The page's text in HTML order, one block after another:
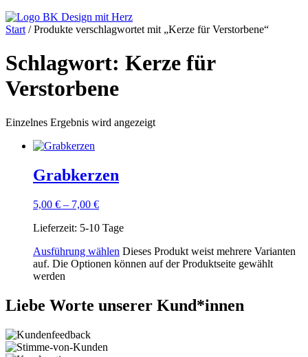
Start / Produkte verschlagwortet mit „Kerze für Verstorbene“
Schlagwort: Kerze für
Verstorbene
Einzelnes Ergebnis wird angezeigt
Grabkerzen
5,00 € – 7,00 €
Lieferzeit: 5-10 Tage
Ausführung wählen Dieses Produkt weist mehrere Varianten
auf. Die Optionen können auf der Produktseite gewählt
werden
Liebe Worte unserer Kund*innen